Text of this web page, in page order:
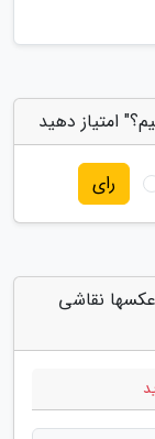
امتیاز دهید
رای
نقاشی